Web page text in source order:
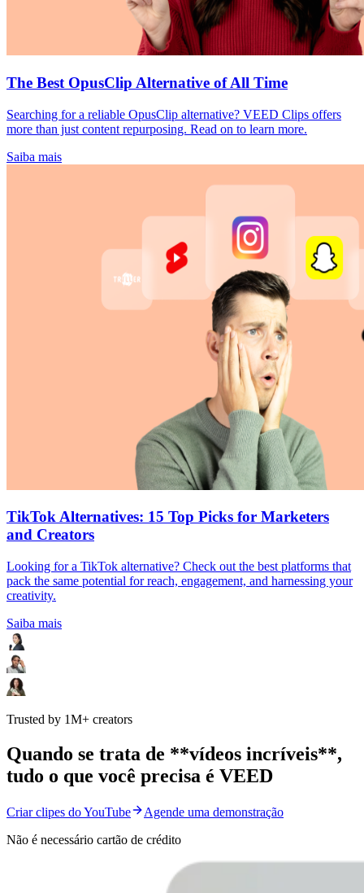
The Best OpusClip Alternative of All Time
Searching for a reliable OpusClip alternative? VEED Clips offers
more than just content repurposing. Read on to learn more.
Saiba mais
TikTok Alternatives: 15 Top Picks for Marketers
and Creators
Looking for a TikTok alternative? Check out the best platforms that
pack the same potential for reach, engagement, and harnessing your
creativity.
Saiba mais
Trusted by 1M+ creators
Quando se trata de **vídeos incríveis**,
tudo o que você precisa é VEED
Criar clipes do YouTube
Agende uma demonstração
Não é necessário cartão de crédito